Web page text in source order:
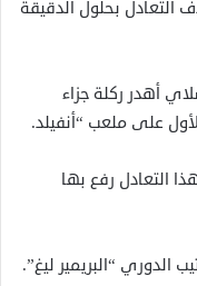
التعادل بحلول الدقيقة
أهدر ركلة جزاء
التعادل رفع بها